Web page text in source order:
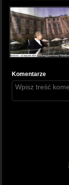
Komentarze